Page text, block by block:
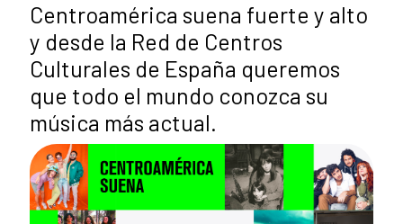
Centroamérica suena fuerte y alto
y desde la Red de Centros
Culturales de España queremos
que todo el mundo conozca su
música más actual.